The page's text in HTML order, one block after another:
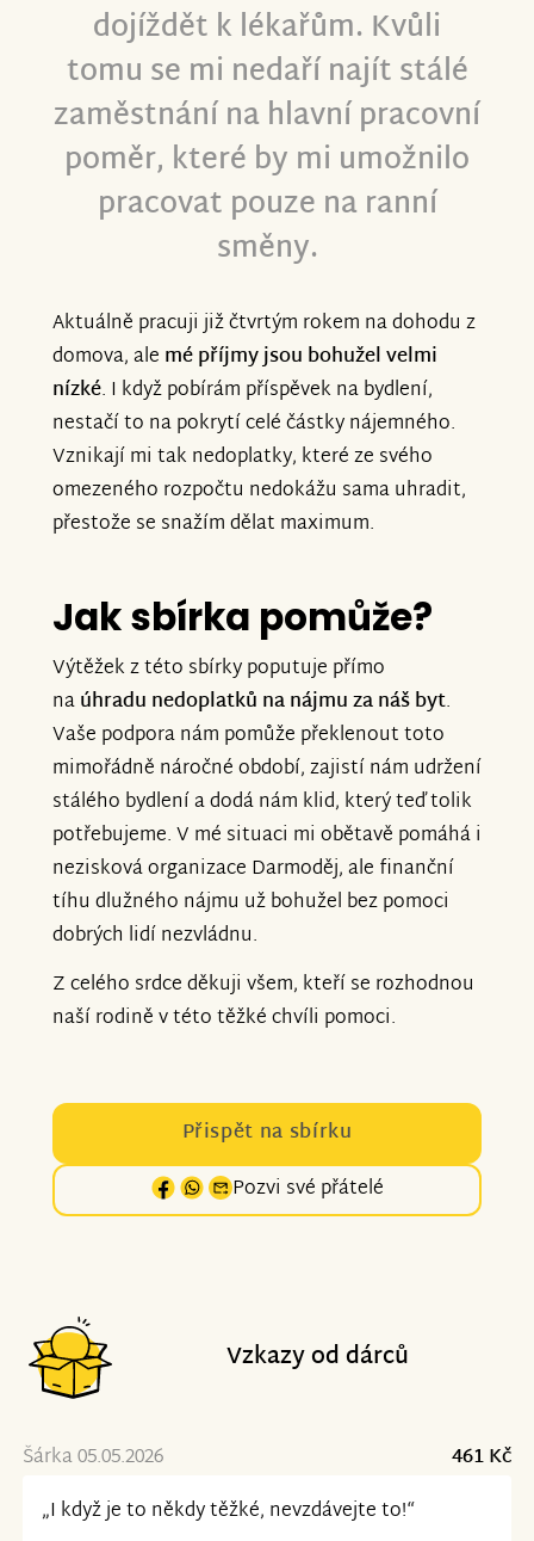
dojíždět k lékařům. Kvůli
tomu se mi nedaří najít stálé
zaměstnání na hlavní pracovní
poměr, které by mi umožnilo
pracovat pouze na ranní
směny.
Aktuálně pracuji již čtvrtým rokem na dohodu z
domova, ale mé příjmy jsou bohužel velmi
nízké. I když pobírám příspěvek na bydlení,
nestačí to na pokrytí celé částky nájemného.
Vznikají mi tak nedoplatky, které ze svého
omezeného rozpočtu nedokážu sama uhradit,
přestože se snažím dělat maximum.
Jak sbírka pomůže?
Výtěžek z této sbírky poputuje přímo
naúhradu nedoplatků na nájmu za náš byt.
Vaše podpora nám pomůže překlenout toto
mimořádně náročné období, zajistí nám udržení
stálého bydlení a dodá nám klid, který teď tolik
potřebujeme. V mé situaci mi obětavě pomáhá i
nezisková organizace Darmoděj, ale finanční
tíhu dlužného nájmu už bohužel bez pomoci
dobrých lidí nezvládnu.
Z celého srdce děkuji všem, kteří se rozhodnou
naší rodině v této těžké chvíli pomoci.
Přispět na sbírku
Pozvi své přátelé
Vzkazy od dárců
Šárka 05.05.2026
461 Kč
„I když je to někdy těžké, nevzdávejte to!“